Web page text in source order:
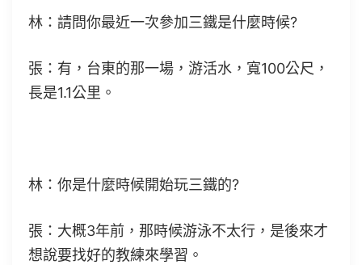
林：請問你最近一次參加三鐵是什麼時候?
張：有，台東的那一場，游活水，寬100公尺，
長是1.1公里。
林：你是什麼時候開始玩三鐵的?
張：大概3年前，那時候游泳不太行，是後來才
想說要找好的教練來學習。